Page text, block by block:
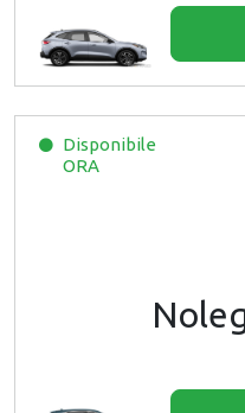
Disponibile
ORA